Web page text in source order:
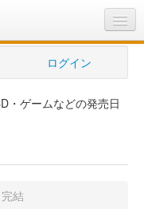
ログイン
・ゲームなどの発売日
結